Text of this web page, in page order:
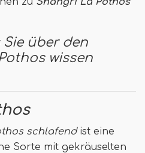
Sie über den
wissen
schlafendist eine
Sorte mit gekräuselten